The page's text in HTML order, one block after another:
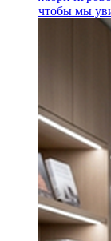
чтобы мы